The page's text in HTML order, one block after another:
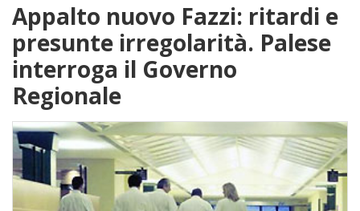
Appalto nuovo Fazzi: ritardi e
presunte irregolarità. Palese
interroga il Governo
Regionale